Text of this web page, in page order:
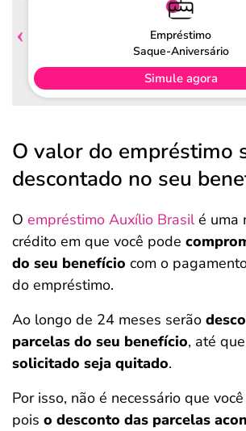
Empréstimo
Saque-Aniversário
Simule agora
O valor do empréstimo
descontado no seu
O empréstimo Auxílio Brasilé uma
crédito em que você pode
do seu benefício com o
do empréstimo.
Ao longo de 24 meses serão
parcelas do seu benefício, até que
solicitado seja quitado.
Por isso, não é necessário que
pois o desconto das parcelas